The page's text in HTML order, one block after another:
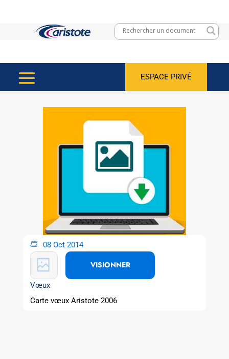
ESPACE PRIVÉ
08 Oct 2014
VISIONNER
Vœux
Carte vœux Aristote 2006